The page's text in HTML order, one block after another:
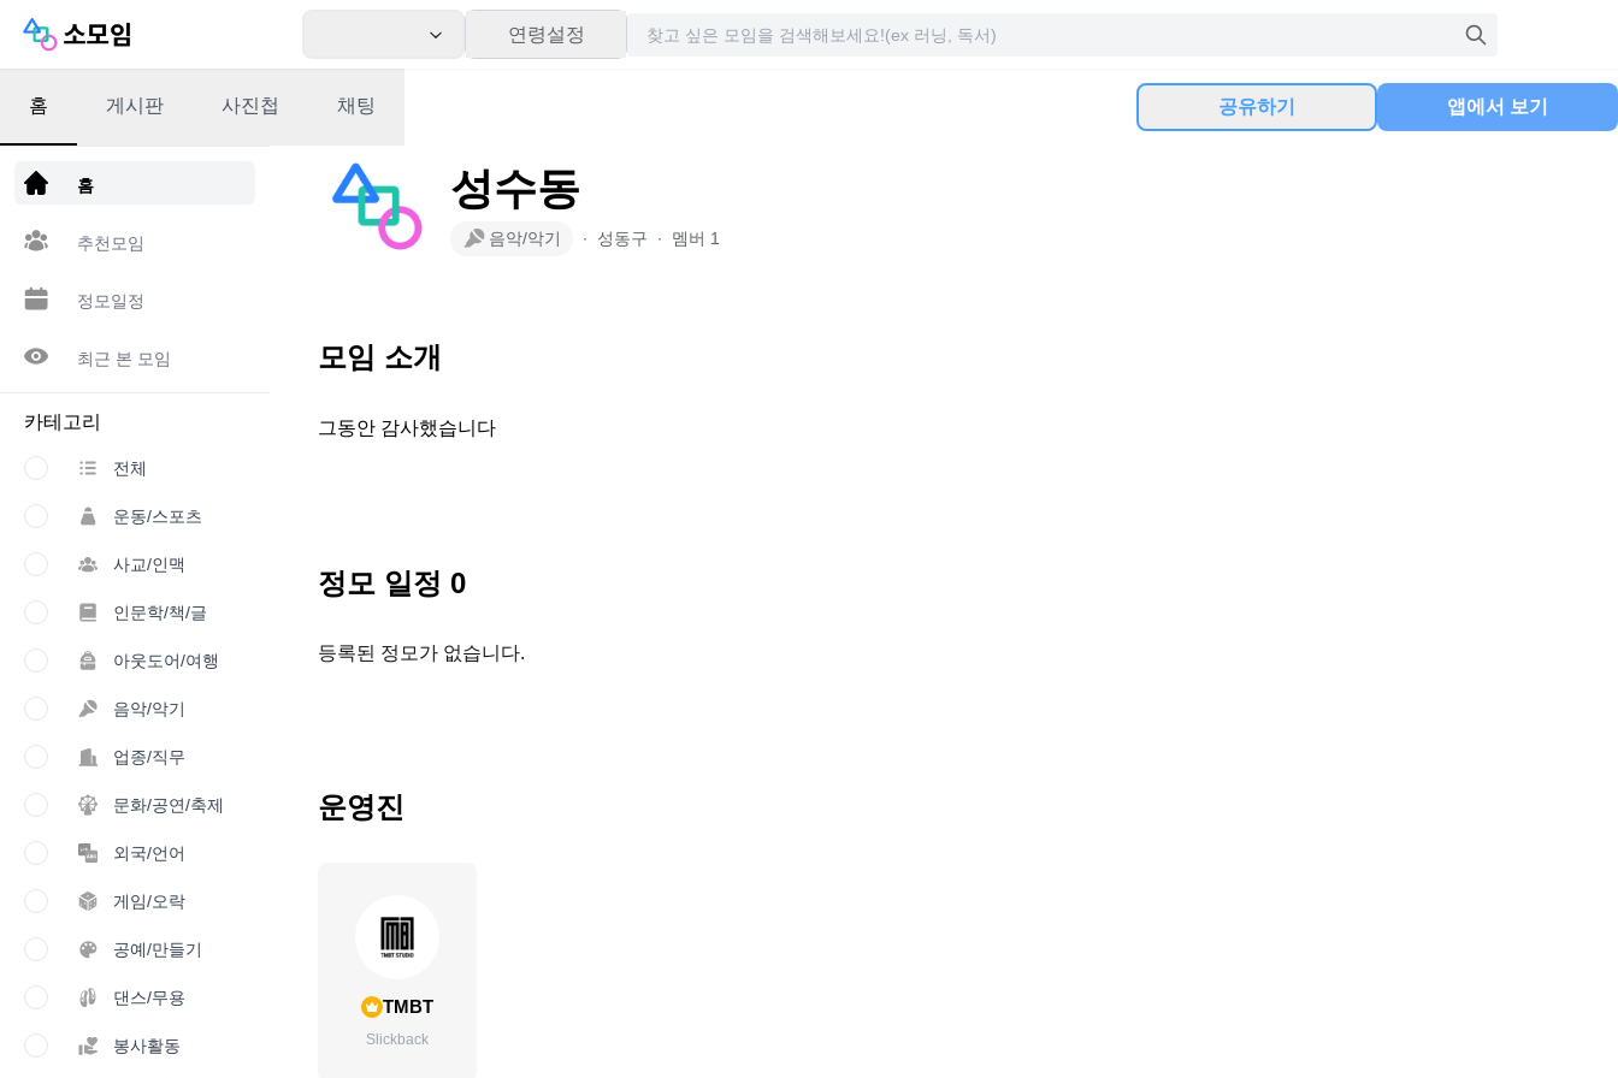
연령설정
앱 다운로드
홈
추천모임
정모일정
최근 본 모임
카테고리
전체
운동/스포츠
사교/인맥
인문학/책/글
아웃도어/여행
음악/악기
업종/직무
문화/공연/축제
외국/언어
게임/오락
공예/만들기
댄스/무용
봉사활동
홈 게시판 사진첩 채팅 공유하기 앱에서 보기
성수동
음악/악기 ∙ 성동구 ∙ 멤버 1
모임 소개
그동안 감사했습니다
정모 일정 0
등록된 정모가 없습니다.
운영진
TMBT
Slickback